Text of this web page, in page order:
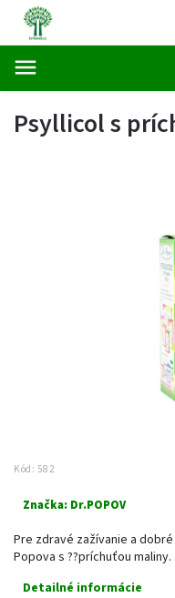
Psyllicol s
Kód: 582
Značka: Dr.POPOV
Pre zdravé zažívanie a
Popova s ??príchuťou maliny.
Detailné informácie